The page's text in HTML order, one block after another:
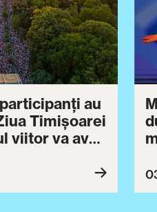
au
Timișoarei
viitor va avea